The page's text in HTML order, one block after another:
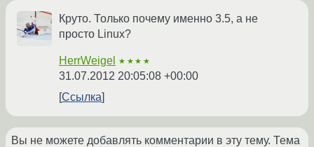
Круто. Только почему именно 3.5, а не
просто Linux?
HerrWeigel ★★★★
31.07.2012 20:05:08 +00:00
Ссылка
Вы не можете добавлять комментарии в эту тему. Тема